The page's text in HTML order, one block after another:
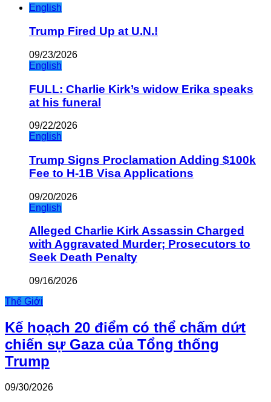
English
Trump Fired Up at U.N.!
09/23/2026
English
FULL: Charlie Kirk’s widow Erika speaks
at his funeral
09/22/2026
English
Trump Signs Proclamation Adding $100k
Fee to H-1B Visa Applications
09/20/2026
English
Alleged Charlie Kirk Assassin Charged
with Aggravated Murder; Prosecutors to
Seek Death Penalty
09/16/2026
Thế Giới
Kế hoạch 20 điểm có thể chấm dứt
chiến sự Gaza của Tổng thống
Trump
09/30/2026